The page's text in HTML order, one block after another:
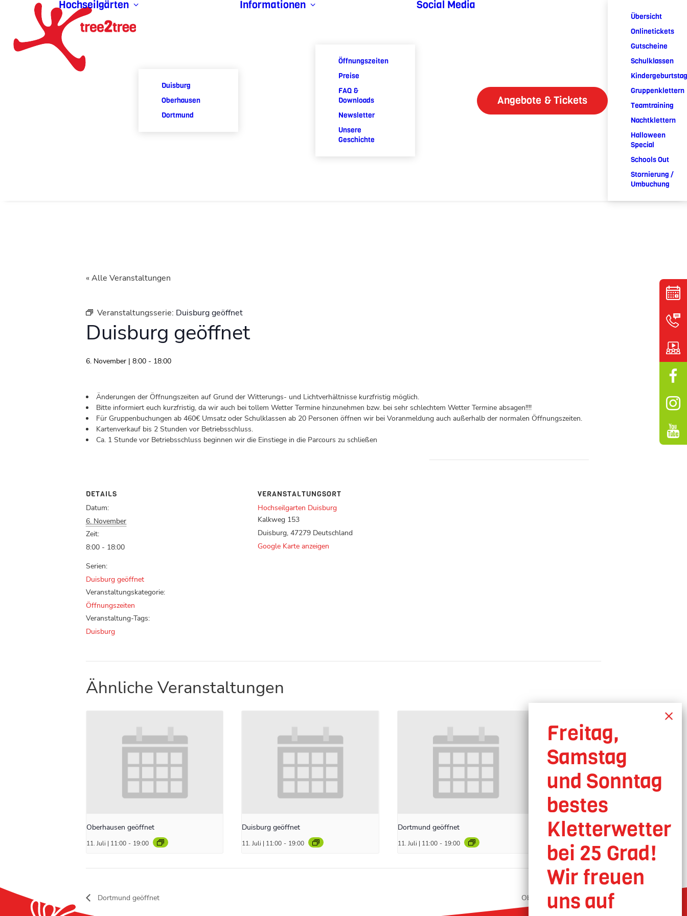
Hochseilgärten
Duisburg
Oberhausen
Dortmund
Informationen
Öffnungszeiten
Preise
FAQ &
Downloads
Newsletter
Unsere
Geschichte
Social Media
Angebote & Tickets
Übersicht
Onlinetickets
Gutscheine
Schulklassen
Kindergeburtstag
Gruppenklettern
Teamtraining
Nachtklettern
Halloween
Special
Schools Out
Stornierung /
Umbuchung
« Alle Veranstaltungen
Veranstaltungsserie: Duisburg geöffnet
Duisburg geöffnet
6. November | 8:00 - 18:00
Änderungen der Öffnungszeiten auf Grund der Witterungs- und Lichtverhältnisse kurzfristig möglich.
Bitte informiert euch kurzfristig, da wir auch bei tollem Wetter Termine hinzunehmen bzw. bei sehr schlechtem Wetter Termine absagen!!!!
Für Gruppenbuchungen ab 460€ Umsatz oder Schulklassen ab 20 Personen öffnen wir bei Voranmeldung auch außerhalb der normalen Öffnungszeiten.
Kartenverkauf bis 2 Stunden vor Betriebsschluss.
Ca. 1 Stunde vor Betriebsschluss beginnen wir die Einstiege in die Parcours zu schließen
DETAILS
Datum:
6. November
Zeit:
8:00 - 18:00
Serien:
Duisburg geöffnet
Veranstaltungskategorie:
Öffnungszeiten
Veranstaltung-Tags:
Duisburg
VERANSTALTUNGSORT
Hochseilgarten Duisburg
Kalkweg 153
Duisburg, 47279 Deutschland
Google Karte anzeigen
Ähnliche Veranstaltungen
Oberhausen geöffnet
11. Juli | 11:00 - 19:00
Duisburg geöffnet
11. Juli | 11:00 - 19:00
Dortmund geöffnet
11. Juli | 11:00 - 19:00
Dortmund geöffnet Oberhausen geöffnet